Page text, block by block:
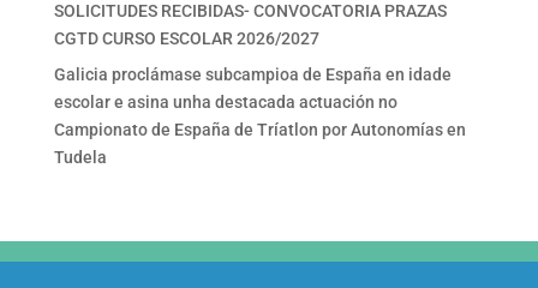
SOLICITUDES RECIBIDAS- CONVOCATORIA PRAZAS
CGTD CURSO ESCOLAR 2026/2027
Galicia proclámase subcampioa de España en idade
escolar e asina unha destacada actuación no
Campionato de España de Tríatlon por Autonomías en
Tudela